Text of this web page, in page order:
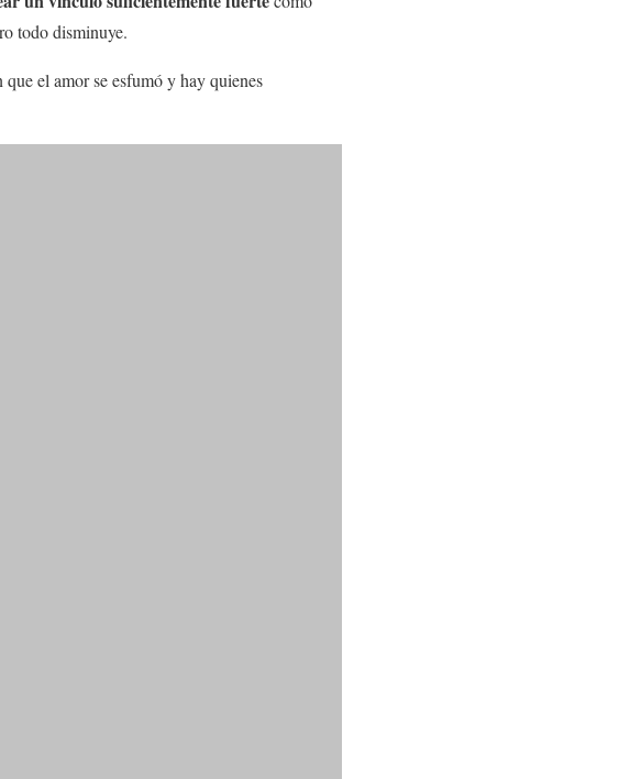
todo disminuye.
el amor se esfumó y hay quienes